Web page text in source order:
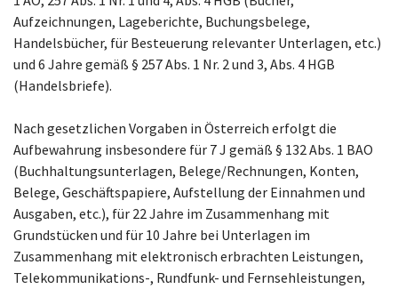
Aufzeichnungen, Lageberichte, Buchungsbelege,
Handelsbücher, für Besteuerung relevanter Unterlagen, etc.)
und 6 Jahre gemäß § 257 Abs. 1 Nr. 2 und 3, Abs. 4 HGB
(Handelsbriefe).
Nach gesetzlichen Vorgaben in Österreich erfolgt die
Aufbewahrung insbesondere für 7 J gemäß § 132 Abs. 1 BAO
(Buchhaltungsunterlagen, Belege/Rechnungen, Konten,
Belege, Geschäftspapiere, Aufstellung der Einnahmen und
Ausgaben, etc.), für 22 Jahre im Zusammenhang mit
Grundstücken und für 10 Jahre bei Unterlagen im
Zusammenhang mit elektronisch erbrachten Leistungen,
Telekommunikations-, Rundfunk- und Fernsehleistungen,